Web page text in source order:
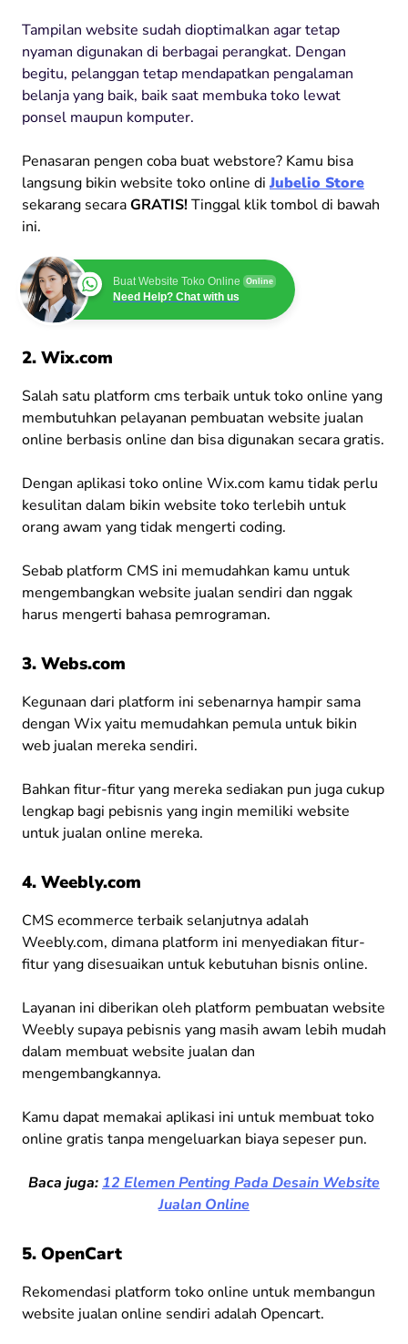
Tampilan website sudah dioptimalkan agar tetap
nyaman digunakan di berbagai perangkat. Dengan
begitu, pelanggan tetap mendapatkan pengalaman
belanja yang baik, baik saat membuka toko lewat
ponsel maupun komputer.
Penasaran pengen coba buat webstore? Kamu bisa
langsung bikin website toko online di Jubelio Store
sekarang secaraGRATIS!Tinggal klik tombol di bawah
ini.
Buat Website Toko Online Online
Need Help? Chat with us
2. Wix.com
Salah satu platform cms terbaik untuk toko online yang
membutuhkan pelayanan pembuatan website jualan
online berbasis online dan bisa digunakan secara gratis.
Dengan aplikasi toko online Wix.com kamu tidak perlu
kesulitan dalam bikin website toko terlebih untuk
orang awam yang tidak mengerti coding.
Sebab platform CMS ini memudahkan kamu untuk
mengembangkan website jualan sendiri dan nggak
harus mengerti bahasa pemrograman.
3. Webs.com
Kegunaan dari platform ini sebenarnya hampir sama
dengan Wix yaitu memudahkan pemula untuk bikin
web jualan mereka sendiri.
Bahkan fitur-fitur yang mereka sediakan pun juga cukup
lengkap bagi pebisnis yang ingin memiliki website
untuk jualan online mereka.
4. Weebly.com
CMS ecommerce terbaik selanjutnya adalah
Weebly.com, dimana platform ini menyediakan fitur-
fitur yang disesuaikan untuk kebutuhan bisnis online.
Layanan ini diberikan oleh platform pembuatan website
Weebly supaya pebisnis yang masih awam lebih mudah
dalam membuat website jualan dan
mengembangkannya.
Kamu dapat memakai aplikasi ini untuk membuat toko
online gratis tanpa mengeluarkan biaya sepeser pun.
Baca juga: 12 Elemen Penting Pada Desain Website
Jualan Online
5. OpenCart
Rekomendasi platform toko online untuk membangun
website jualan online sendiri adalah Opencart.